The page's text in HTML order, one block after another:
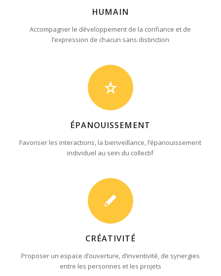
HUMAIN
Accompagner le développement de la confiance et de
l’expression de chacun sans distinction
ÉPANOUISSEMENT
Favoriser les interactions, la bienveillance, l’épanouissement
individuel au sein du collectif
CRÉATIVITÉ
Proposer un espace d’ouverture, d’inventivité, de synergies
entre les personnes et les projets